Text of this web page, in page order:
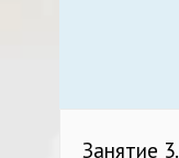
Занятие 3.